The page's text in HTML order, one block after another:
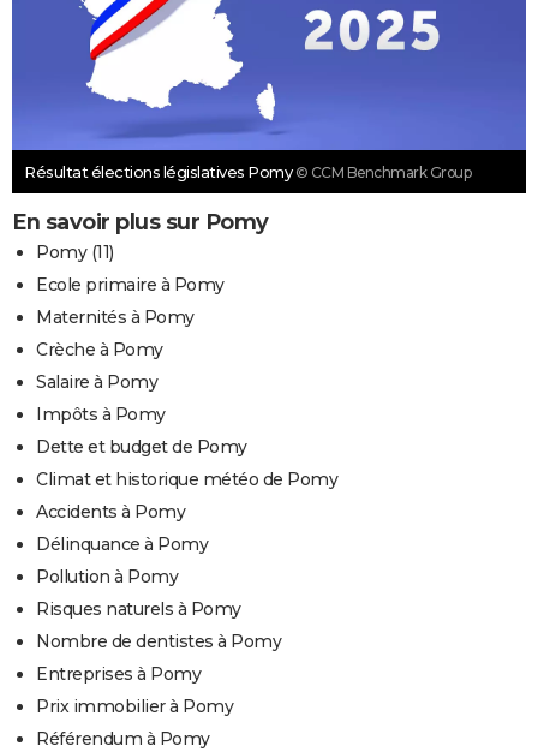
Résultat élections législatives Pomy © CCM Benchmark Group
En savoir plus sur Pomy
Pomy (11)
Ecole primaire à Pomy
Maternités à Pomy
Crèche à Pomy
Salaire à Pomy
Impôts à Pomy
Dette et budget de Pomy
Climat et historique météo de Pomy
Accidents à Pomy
Délinquance à Pomy
Pollution à Pomy
Risques naturels à Pomy
Nombre de dentistes à Pomy
Entreprises à Pomy
Prix immobilier à Pomy
Référendum à Pomy